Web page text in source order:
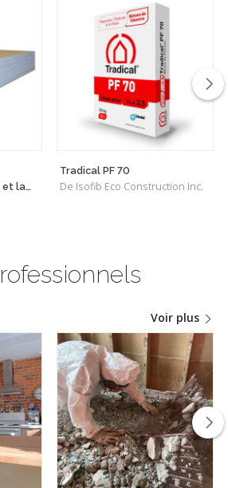
et la
Tradical PF 70
De Isofib Eco Construction Inc.
Voir plus